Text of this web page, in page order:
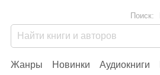
Жанры Новинки Аудиокниги
Поиск: